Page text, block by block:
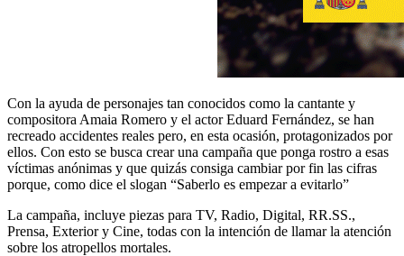
Con la ayuda de personajes tan conocidos como la cantante y
compositora Amaia Romero y el actor Eduard Fernández, se han
recreado accidentes reales pero, en esta ocasión, protagonizados por
ellos. Con esto se busca crear una campaña que ponga rostro a esas
víctimas anónimas y que quizás consiga cambiar por fin las cifras
porque, como dice el slogan “Saberlo es empezar a evitarlo”
La campaña, incluye piezas para TV, Radio, Digital, RR.SS.,
Prensa, Exterior y Cine, todas con la intención de llamar la atención
sobre los atropellos mortales.